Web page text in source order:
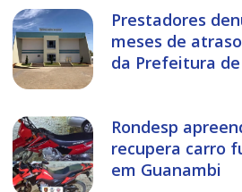
Prestadores
meses de
da Prefeitura
Rondesp
recupera carro
em Guanambi